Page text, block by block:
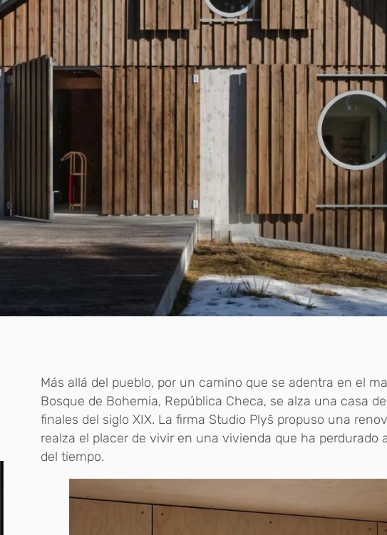
Más allá del pueblo, por un camino que se adentra en el
Bosque de Bohemia, República Checa, se alza una casa
finales del siglo XIX. La firma Studio Plyš propuso una
realza el placer de vivir en una vivienda que ha perdurado
del tiempo.